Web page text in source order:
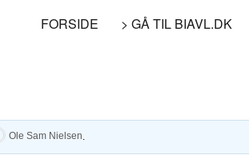
FORSIDE > GÅ TIL BIAVL.DK
Ole Sam Nielsen